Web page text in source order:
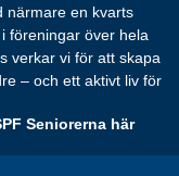
närmare en kvarts
föreningar över hela
verkar vi för att skapa
– och ett aktivt liv för
Seniorerna här